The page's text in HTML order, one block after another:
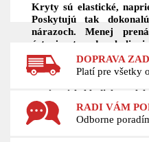
Kryty sú elastické,
Poskytujú tak
nárazoch. Menej
ústrojenstva do okolia i
období sa motor
jeho životnosť. Pri
Predlžujú životnosť
napínacích kladiek a
motor a jeho okolie v
originálny diel.
DOPRAVA
Platí pre všetky
RADI VÁM
Odborne